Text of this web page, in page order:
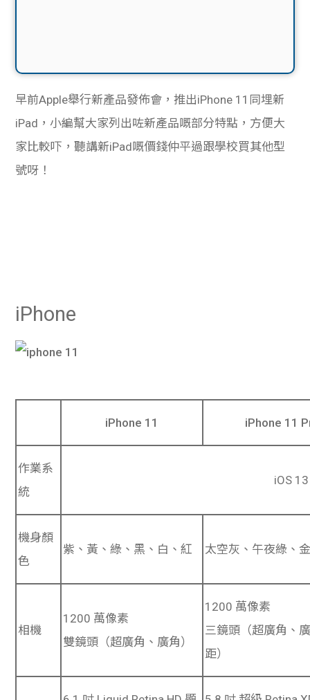
早前Apple舉行新產品發佈會，推出iPhone 11同埋新
iPad，小編幫大家列出咗新產品嘅部分特點，方便大
家比較吓，聽講新iPad嘅價錢仲平過跟學校買其他型
號呀！
iPhone
iPhone 11 iPhone 11
作業系
統
iOS 13
機身顏
色
紫、黃、綠、黑、白、紅 太空灰、午夜綠、
相機
1200 萬像素
雙鏡頭（超廣角、廣角）
1200 萬像素
三鏡頭（超廣角、
距）